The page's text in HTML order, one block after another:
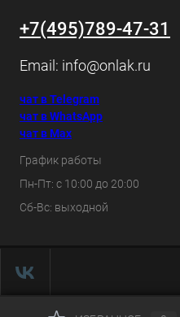
+7(495)789-47-31
Email: info@onlak.ru
чат в Telegram
чат в WhatsApp
чат в Max
График работы
Пн-Пт: с 10:00 до 20:00
Сб-Вс: выходной